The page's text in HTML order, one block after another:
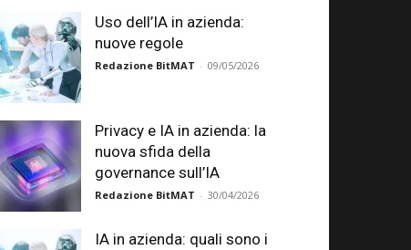
Uso dell’IA in azienda:
nuove regole
Redazione BitMAT - 09/05/2026
Privacy e IA in azienda: la
nuova sfida della
governance sull’IA
Redazione BitMAT - 30/04/2026
IA in azienda: quali sono i